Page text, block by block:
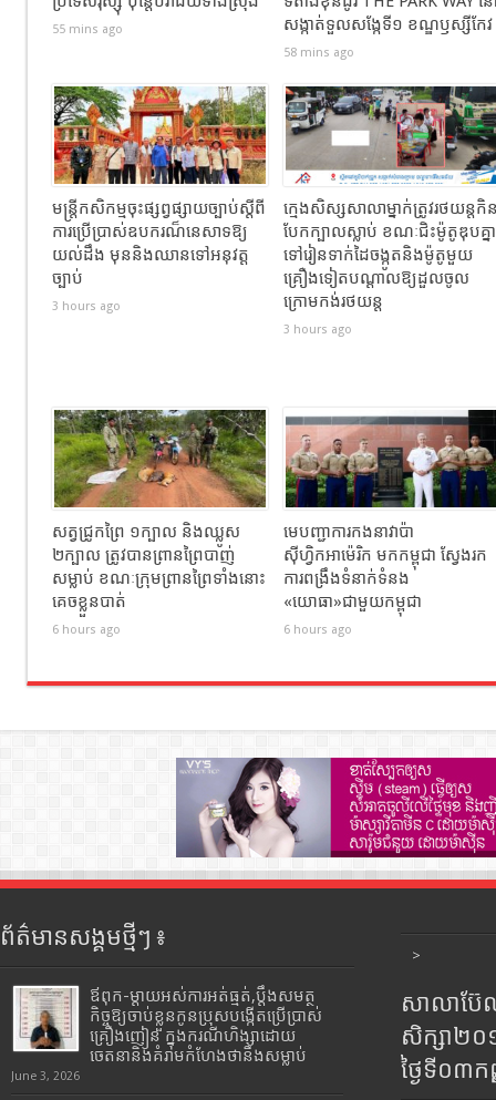
55 mins ago
សង្កាត់ទួលសង្កែទី១ ខណ្ឌឫស្សីកែវ
58 mins ago
មន្រ្តីកសិកម្មចុះផ្សព្វផ្សាយច្បាប់ស្តីពី
ការប្រើប្រាស់ឧបករណ៏នេសាទឱ្យ
យល់ដឹង មុននិងឈានទៅអនុវត្ដ
ច្បាប់
3 hours ago
ក្មេងសិស្សសាលាម្នាក់​ត្រូវរថយន្តកិ
បែកក្បាលស្លាប់​ ខណៈជិះម៉ូតូឌុបគ្នា
ទៅរៀនទាក់ដៃចង្កូតនិងម៉ូតូមួយ
គ្រឿងទៀតបណ្ដាលឱ្យដួល​ចូល
ក្រោមកង់រថយន្ត
3 hours ago
សត្វជ្រូកព្រៃ ១ក្បាល និងឈ្លូស
២ក្បាល​ ត្រូវបានព្រានព្រៃបាញ់
សម្លាប់​ ខណៈ​ក្រុមព្រានព្រៃទាំងនោះ
គេចខ្លួនបាត់
6 hours ago
មេបញ្ជាការកងនាវាប៉ា
ស៊ីហ្វិកអាម៉េរិក មកកម្ពុជា ស្វែងរក
ការពង្រឹងទំនាក់ទំនង
«យោធា»ជាមួយកម្ពុជា
6 hours ago
ព័ត៌មានសង្គមថ្មីៗ ៖
ឪពុក-ម្ដាយអស់ការអត់ធ្មត់,ប្ដឹងសមត្ថ
កិច្ចឱ្យចាប់ខ្លួនកូនប្រុសបង្កើតប្រើប្រាស់
គ្រឿងញៀន ក្នុងករណីហិង្សាដោយ
ចេតនានិងគំរាមកំហែងថានឹងសម្លាប់
June 3, 2026
>
សាលាប៊ែ
សិក្សា២
ថ្ងៃទី០៣